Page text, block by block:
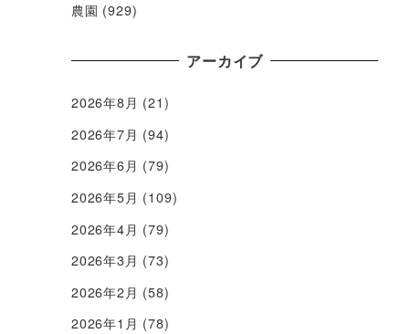
農園 (929)
アーカイブ
2026年8月 (21)
2026年7月 (94)
2026年6月 (79)
2026年5月 (109)
2026年4月 (79)
2026年3月 (73)
2026年2月 (58)
2026年1月 (78)